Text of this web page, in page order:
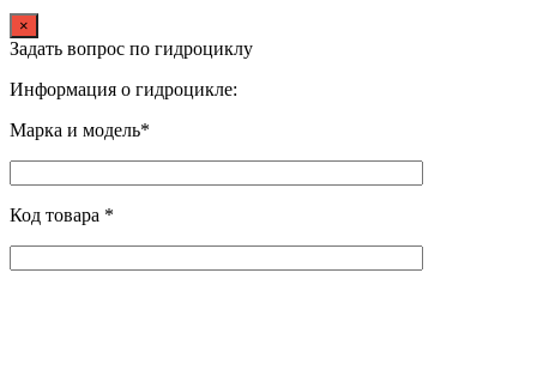
×
Задать вопрос по гидроциклу
Информация о гидроцикле:
Марка и модель*
Код товара *